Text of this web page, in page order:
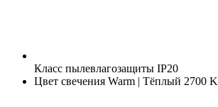
Класс пылевлагозащиты IP20
Цвет свечения Warm | Тёплый 2700 K